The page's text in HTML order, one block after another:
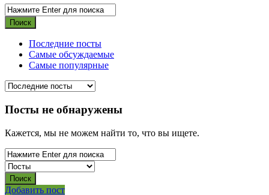
Последние посты
Самые обсуждаемые
Самые популярные
Посты не обнаружены
Кажется, мы не можем найти то, что вы ищете.
Боковая
Добавить пост